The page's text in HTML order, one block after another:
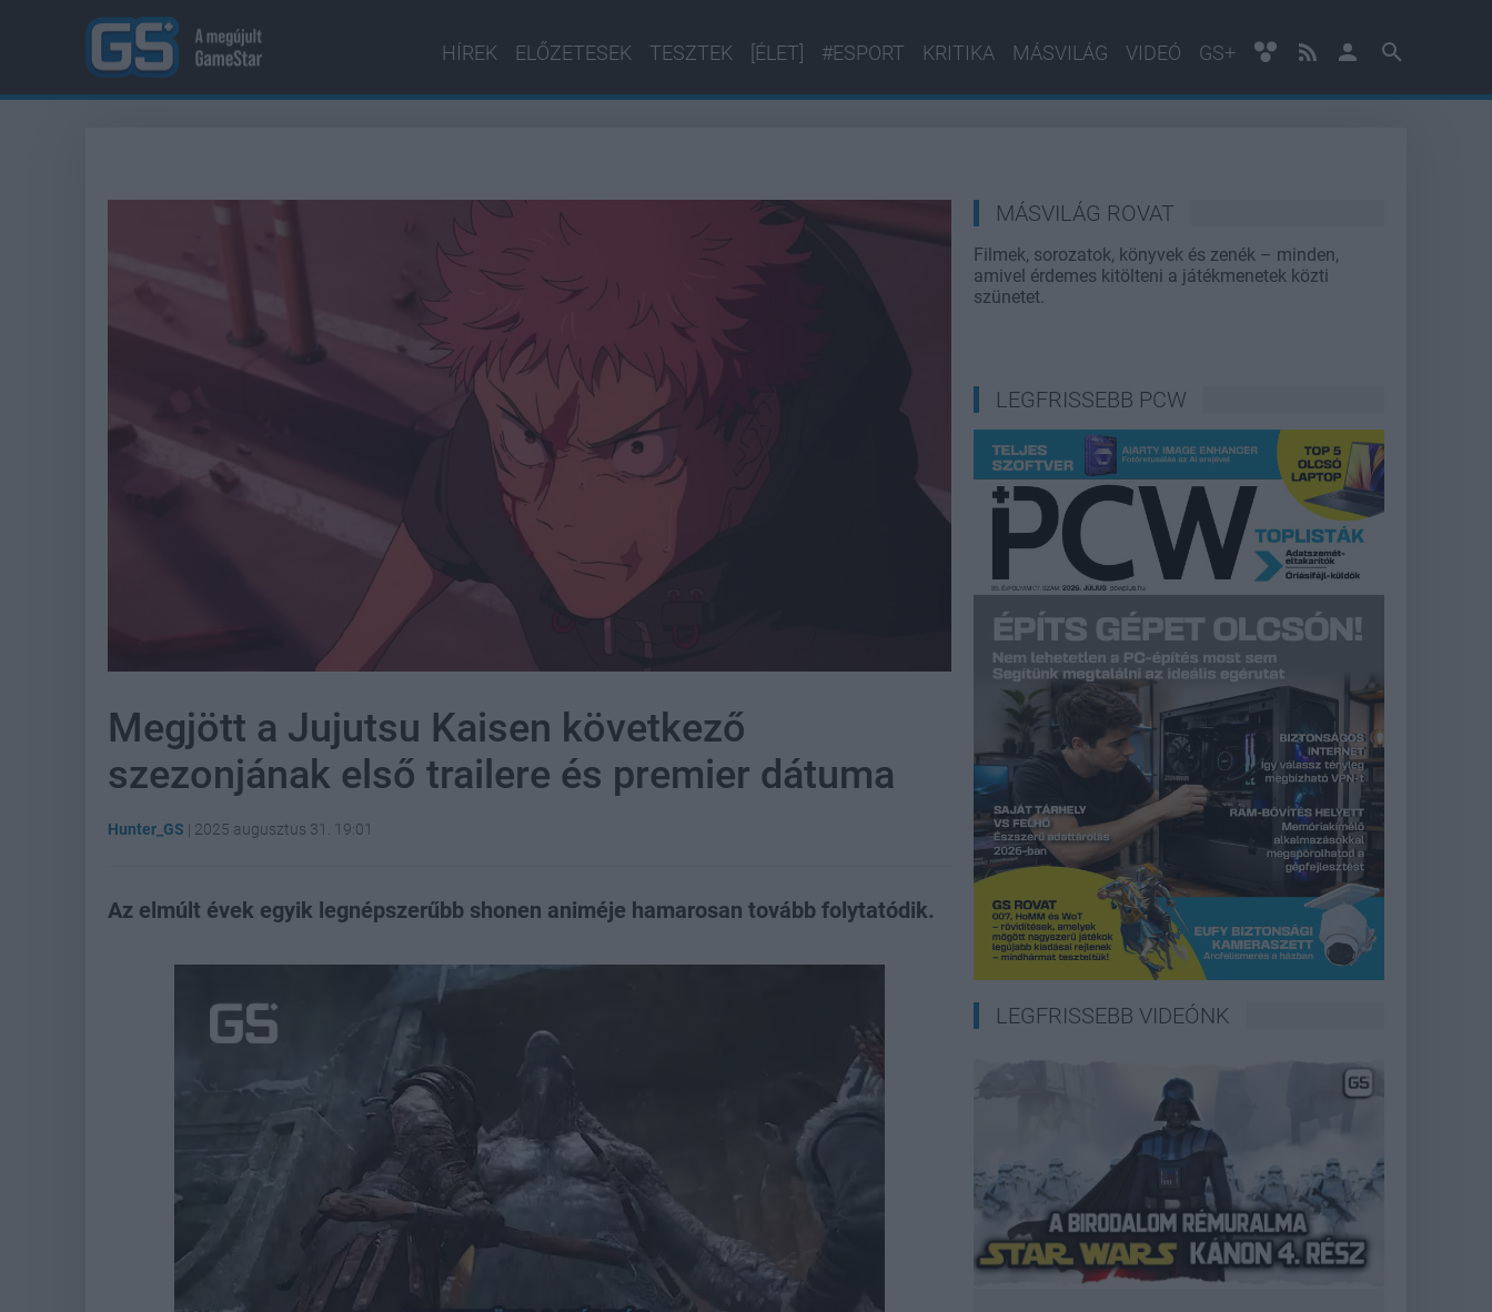
HÍREK ELŐZETESEK TESZTEK [ÉLET] #ESPORT KRITIKA MÁSVILÁG VIDEÓ GS+
Megjött a Jujutsu Kaisen következő
szezonjának első trailere és premier dátuma
Hunter_GS | 2025 augusztus 31. 19:01
Az elmúlt évek egyik legnépszerűbb shonen animéje hamarosan tovább folytatódik.
MÁSVILÁG ROVAT
Filmek, sorozatok, könyvek és zenék – minden,
amivel érdemes kitölteni a játékmenetek közti
szünetet.
LEGFRISSEBB PCW
LEGFRISSEBB VIDEÓNK